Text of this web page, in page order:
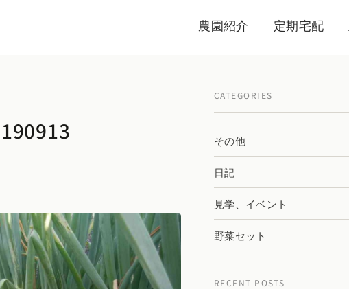
農園紹介 定期宅配
CATEGORIES
その他
日記
見学、イベント
野菜セット
RECENT POSTS